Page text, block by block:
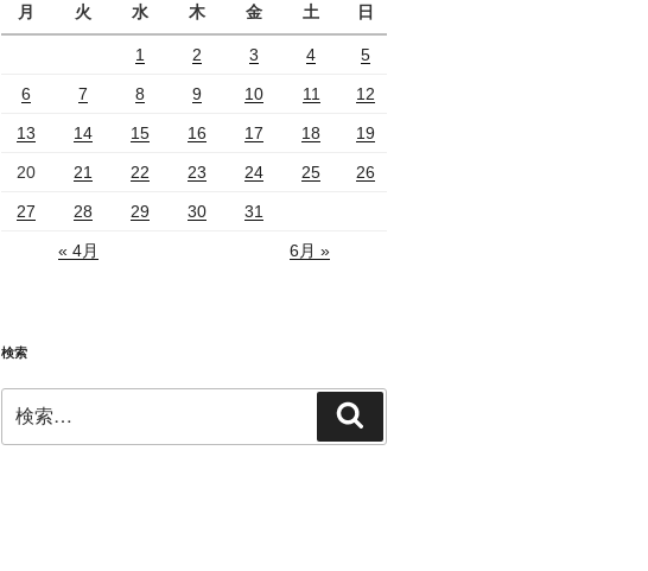
月
火 水 木 金 土 日
1 2 3 4 5
6 7 8 9 10 11 12
13 14 15 16 17 18 19
20 21 22 23 24 25 26
27 28 29 30 31
« 4月 6月 »
検索
索:
索